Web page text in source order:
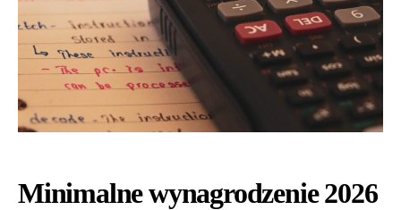
Minimalne wynagrodzenie 2026